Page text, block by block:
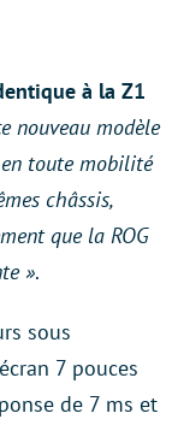
à la Z1
nouveau modèle
en toute mobilité
châssis,
que la ROG
».
sous
7 pouces
de 7 ms et